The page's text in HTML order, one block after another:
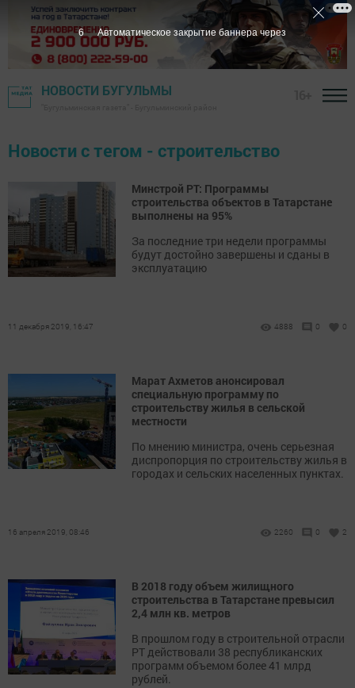
НОВОСТИ БУГУЛЬМЫ
Новости с тегом - строительство
Минстрой РТ: Программы
строительства объектов в Татарстане
выполнены на 95%
За последние три недели программы
будут достойно завершены и сданы в
эксплуатацию
11 декабря 2019, 16:47 4888 0 0
Марат Ахметов анонсировал
специальную программу по
строительству жилья в сельской
местности
По мнению министра, очень серьезная
диспропорция по строительству жилья в
городах и сельских населенных пунктах.
16 апреля 2019, 08:46 2260 0 2
В 2018 году объем жилищного
строительства в Татарстане превысил
2,4 млн кв. метров
В прошлом году в строительной отрасли
РТ действовали 38 республиканских
программ объемом более 41 млрд
рублей.
5 Автоматическое закрытие баннера через